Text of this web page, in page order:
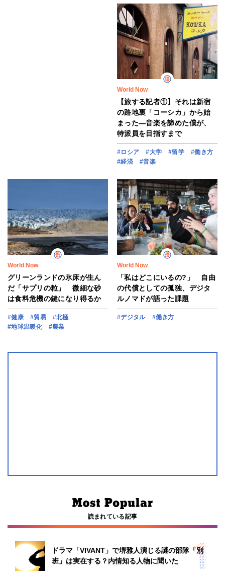
World Now
【旅する記者①】それは新宿
の路地裏「コーシカ」から始
まった―音楽を諦めた僕が、
特派員を目指すまで
#ロシア #大学 #留学
#働き方
#経済
#音楽
World Now
グリーンランドの氷床が生ん
だ「サプリの粒」 微細な砂
は食料危機の鍵になり得るか
#健康 #貿易
#北極
#地球温暖化
#農業
World Now
「私はどこにいるの?」 自由
の代償としての孤独、デジタ
ルノマドが語った課題
#デジタル #働き方
読まれている記事
ドラマ「VIVANT」で堺雅人演じる謎の部隊「別
班」は実在する？内情知る人物に聞いた